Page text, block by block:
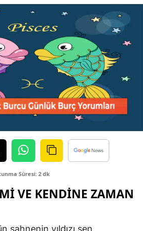
Bolu
Burdur
Bursa
Çanakkale
Çankırı
Denizli
Edirne
Süresi: 2 dk
VE KENDINE ZAMAN
sahnenin yıldızı sen